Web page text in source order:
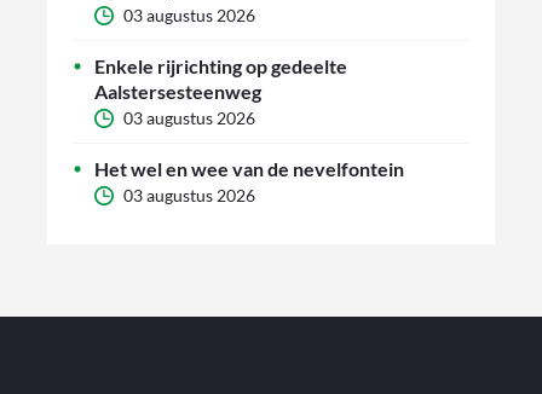
03 augustus 2026
Enkele rijrichting op gedeelte
Aalstersesteenweg
03 augustus 2026
Het wel en wee van de nevelfontein
03 augustus 2026